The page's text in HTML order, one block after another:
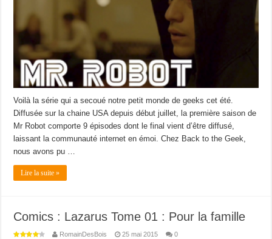
Voilà la série qui a secoué notre petit monde de geeks cet été.
Diffusée sur la chaine USA depuis début juillet, la première saison de
Mr Robot comporte 9 épisodes dont le final vient d’être diffusé,
laissant la communauté internet en émoi. Chez Back to the Geek,
nous avons pu …
Lire la suite »
Comics : Lazarus Tome 01 : Pour la famille
RomainDesBois 25 mai 2015 0